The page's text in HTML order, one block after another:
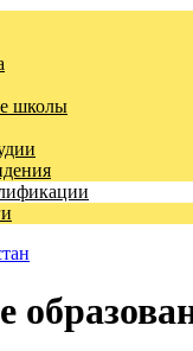
школы